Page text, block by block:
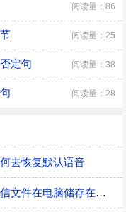
阅读量：86
阅读量：25
定句 阅读量：38
阅读量：28
去恢复默认语音
微信文件在电脑储存在什么位置在哪微信文件在电脑储存在什么位置